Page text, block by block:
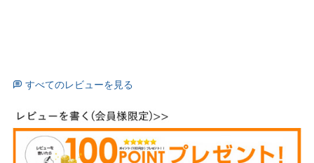
すべてのレビューを見る